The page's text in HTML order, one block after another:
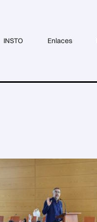
INSTO Enlaces